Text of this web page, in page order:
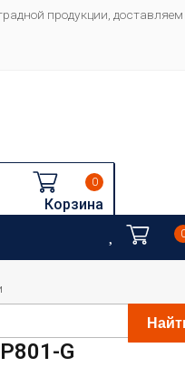
продукции,
0
Корзина
G